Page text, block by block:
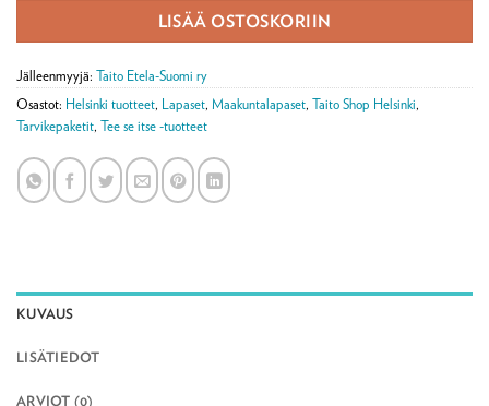
LISÄÄ OSTOSKORIIN
Jälleenmyyjä: Taito Etela-Suomi ry
Osastot: Helsinki tuotteet, Lapaset, Maakuntalapaset, Taito Shop Helsinki,
Tarvikepaketit, Tee se itse -tuotteet
KUVAUS
LISÄTIEDOT
ARVIOT (0)